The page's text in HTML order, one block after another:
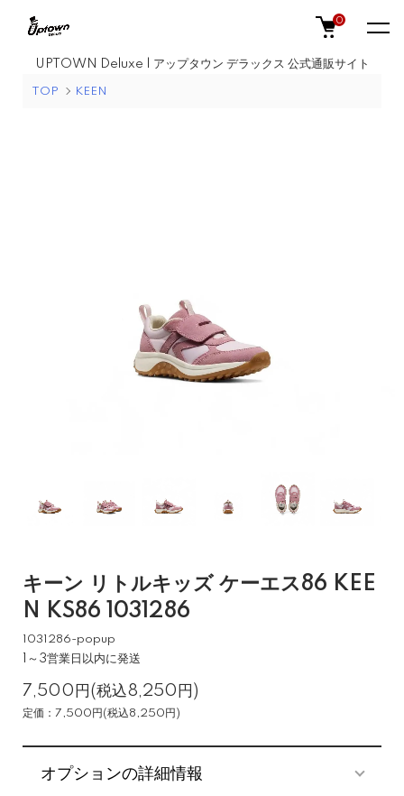
UPTOWN Deluxe | アップタウン デラックス 公式通販サイト
0
TOP KEEN
キーン リトルキッズ ケーエス86 KEE
N KS86 1031286
1031286-popup
1～3営業日以内に発送
7,500円(税込8,250円)
定価：7,500円(税込8,250円)
オプションの詳細情報